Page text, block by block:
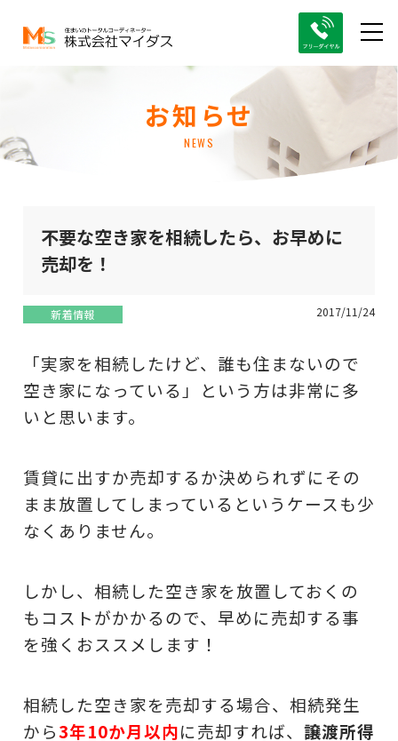
お知らせ
NEWS
不要な空き家を相続したら、お早めに
売却を！
新着情報 2017/11/24
「実家を相続したけど、誰も住まないので
空き家になっている」という方は非常に多
いと思います。
賃貸に出すか売却するか決められずにその
まま放置してしまっているというケースも少
なくありません。
しかし、相続した空き家を放置しておくの
もコストがかかるので、早めに売却する事
を強くおススメします！
相続した空き家を売却する場合、相続発生
から3年10か月以内に売却すれば、 譲渡所得